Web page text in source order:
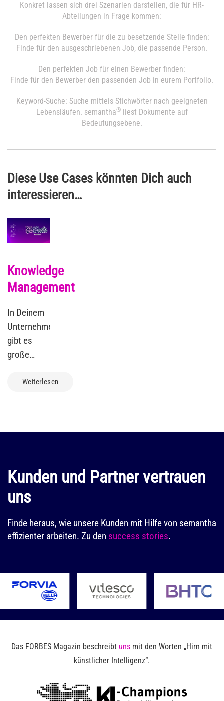
Konkret lassen sich drei Szenarien darstellen, die für HR-
Abteilungen in Frage kommen:
Den perfekten Bewerber für die zu besetzende Stelle finden:
Finde für den ausgeschriebenen Job, die passende Person.
Den perfekten Job für einen Bewerber finden:
Finde für den Bewerber den passenden Job in eurem Portfolio.
Keyword-Suche: Suche mittels Stichwörter nach geeigneten
Lebensläufen. semantha®liest Dokumente auf
Bedeutungsebene.
Diese Use Cases könnten Dich auch
interessieren…
Knowledge
Management
In Deinem
Unternehmen
gibt es
große
unstrukturierten
Dokumente
auf
Inhalte zu
durchsuchen,
Suchfunktionen
eine
einfache
bieten, die
gewünschten
Weiterlesen
Kunden und Partner vertrauen
uns
Finde heraus, wie unsere Kunden mit Hilfe von semantha
effizienter arbeiten. Zu den success stories.
Das FORBES Magazin beschreibt uns mit den Worten „Hirn mit
künstlicher Intelligenz“.